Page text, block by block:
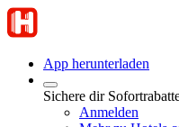
App herunterladen
Sichere dir
Anmelden